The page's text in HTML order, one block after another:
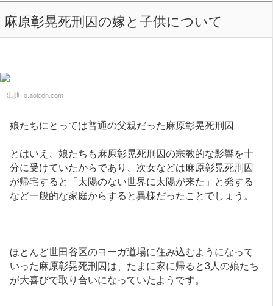
麻原彰晃死刑囚の嫁と子供について
出典: o.aolcdn.com
娘たちにとっては普通の父親だった麻原彰晃死刑囚
とはいえ、娘たちも麻原彰晃死刑囚の宗教的な影響を十
分に受けていたからであり、次女などは麻原彰晃死刑囚
が帰宅すると「太陽のない世界に太陽が来た」と発する
など一般的な家庭からすると異様だったことでしょう。
ほとんど世田谷区のヨーガ道場に住み込むようになって
いった麻原彰晃死刑囚は、たまに家に帰ると3人の娘たち
が大喜びで取り合いになっていたようです。